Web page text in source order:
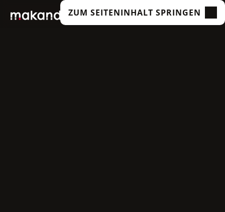
ZUM SEITENINHALT SPRINGEN